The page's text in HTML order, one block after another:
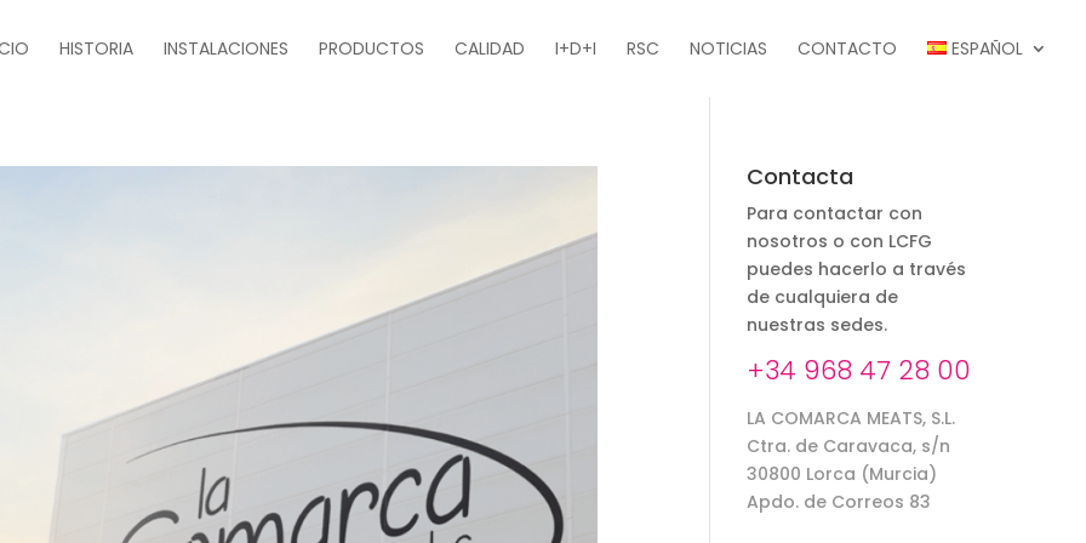
HISTORIA INSTALACIONES PRODUCTOS CALIDAD I+D+I RSC NOTICIAS CONTACTO ESPAÑOL
Contacta
Para contactar con
nosotros o con LCFG
puedes hacerlo a través
de cualquiera de
nuestras sedes.
+34 968 47 28 00
LA COMARCA MEATS, S.L.
Ctra. de Caravaca, s/n
30800 Lorca (Murcia)
Apdo. de Correos 83